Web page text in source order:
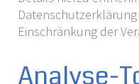
Einschränkung der
Analyse-